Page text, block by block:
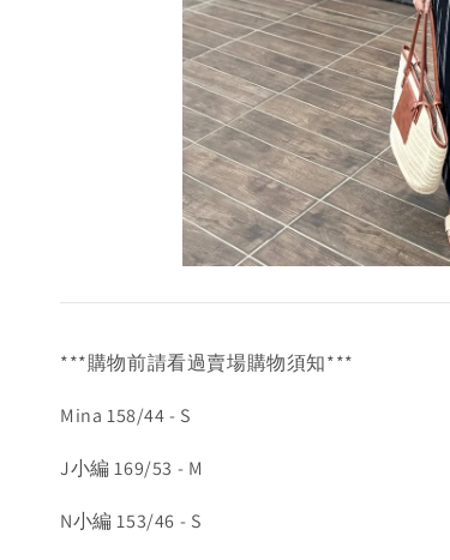
***購物前請看過賣場購物須知***
Mina 158/44 - S
J小編 169/53 - M
N小編 153/46 - S